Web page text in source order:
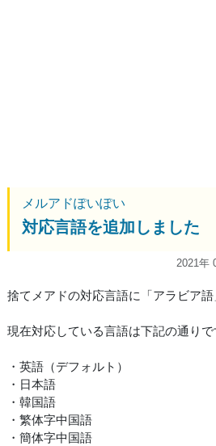
メルアドぽいぽい
対応言語を追加しました
2021年
捨てメアドの対応言語に「アラビア語
現在対応している言語は下記の通りで
・英語（デフォルト）
・日本語
・韓国語
・繁体字中国語
・簡体字中国語